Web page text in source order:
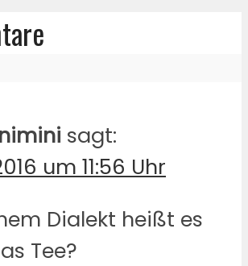
sagt:
um 11:56 Uhr
Dialekt heißt es
Tee?